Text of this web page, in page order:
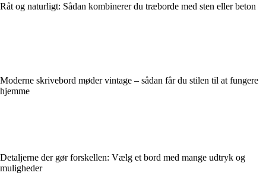
Råt og naturligt: Sådan kombinerer du træborde med sten eller beton
Moderne skrivebord møder vintage – sådan får du stilen til at fungere
hjemme
Detaljerne der gør forskellen: Vælg et bord med mange udtryk og
muligheder